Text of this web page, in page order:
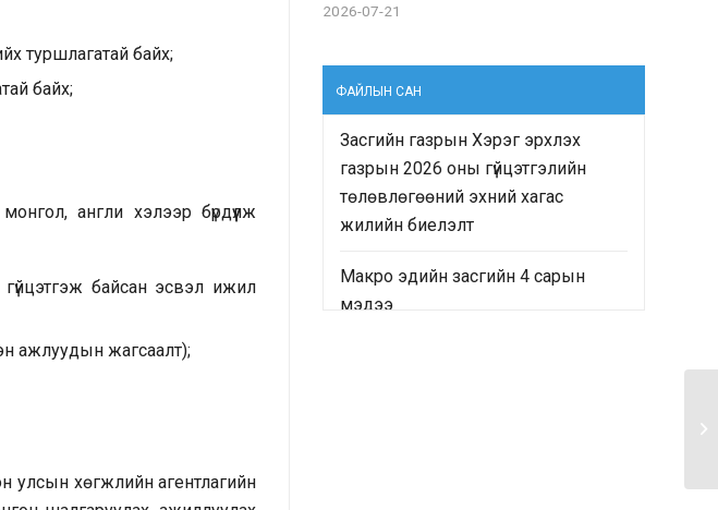
туршлагатай байх;
байх;
англи хэлээр бүрдүүлж
байсан эсвэл ижил
ажлуудын жагсаалт);
улсын хөгжлийн агентлагийн
2026-07-21
ФАЙЛЫН САН
Засгийн газрын Хэрэг эрхлэх
газрын 2026 оны гүйцэтгэлийн
төлөвлөгөөний эхний хагас
жилийн биелэлт
Макро эдийн засгийн 4 сарын
мэдээ